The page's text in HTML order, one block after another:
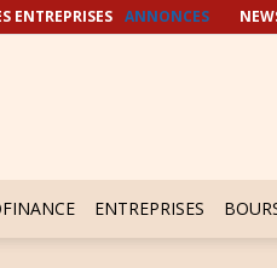
ENTREPRISES ANNONCES
ENTREPRISES